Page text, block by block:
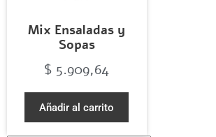
Mix Ensaladas y
Sopas
$ 5.909,64
Añadir al carrito